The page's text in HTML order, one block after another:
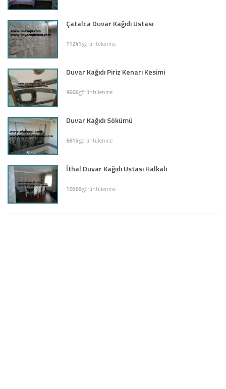
Çatalca Duvar Kağıdı Ustası
11241görüntülenme
Duvar Kağıdı Piriz Kenarı Kesimi
9606görüntülenme
Duvar Kağıdı Sökümü
6615görüntülenme
İthal Duvar Kağıdı Ustası Halkalı
10569görüntülenme